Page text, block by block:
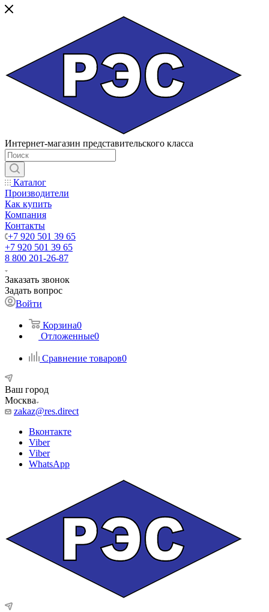
Интернет-магазин представительского класса
Каталог
Производители
Как купить
Компания
Контакты
+7 920 501 39 65
+7 920 501 39 65
8 800 201-26-87
Заказать звонок
Задать вопрос
Войти
Корзина0
Отложенные0
Сравнение товаров0
Ваш город
Москва
zakaz@res.direct
Вконтакте
Viber
Viber
WhatsApp